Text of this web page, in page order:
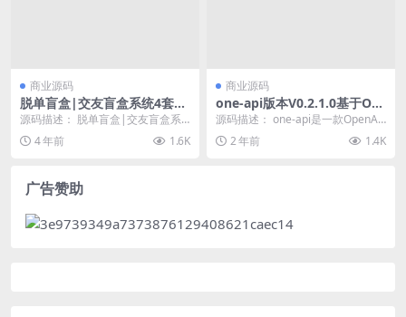
商业源码
脱单盲盒|交友盲盒系统4套公
众号+小程序源码打包下载
源码描述： 脱单盲盒|交友盲盒系
统4套公众号+小程序源码打包下载
源码截图：
4 年前 1.6K
商业源码
one-api版本V0.2.1.0基于On
e API的二次开发版本安装教
程（OpenAI 接口+管理分发
系统）
源码描述： one-api是一款OpenAI
接口管理 & 分发系统，支...
2 年前 1.4K
广告赞助